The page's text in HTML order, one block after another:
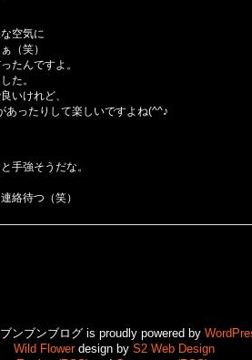
空気に
（笑）
たんですよ。
た。
いけれど、
あったりして楽しいですよね(^^♪
手強そうだな。
絡待つ（笑）
ンブンブログ is proudly powered by
Wild Flowerdesign by S2 Web Design